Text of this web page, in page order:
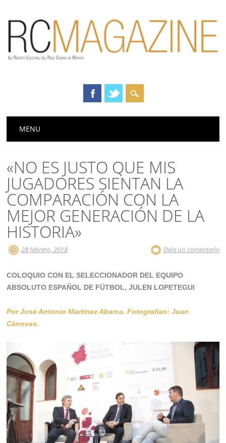
Menú principal
MENU
«NO ES JUSTO QUE MIS
JUGADORES SIENTAN LA
COMPARACIÓN CON LA
MEJOR GENERACIÓN DE LA
HISTORIA»
28 febrero, 2018 Deja un comentario
COLOQUIO CON EL SELECCIONADOR DEL EQUIPO
ABSOLUTO ESPAÑOL DE FÚTBOL, JULEN LOPETEGUI
Por José Antonio Martínez Abarca. Fotografías: Juan
Cánovas.